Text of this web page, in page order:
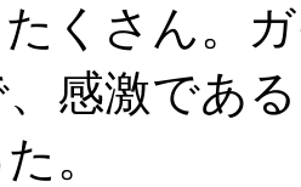
くさん。
感激であ
。